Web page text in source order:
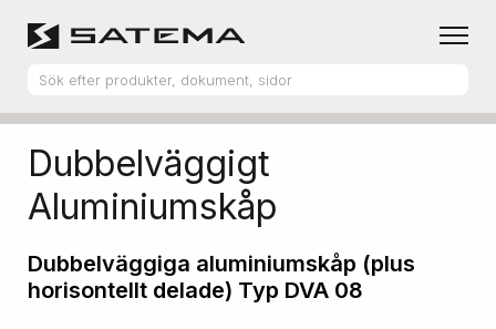
Produktsortiment Aluminiumskåp
Dubbelväggigt
Aluminiumskåp
Dubbelväggiga aluminiumskåp (plus
horisontellt delade) Typ DVA 08